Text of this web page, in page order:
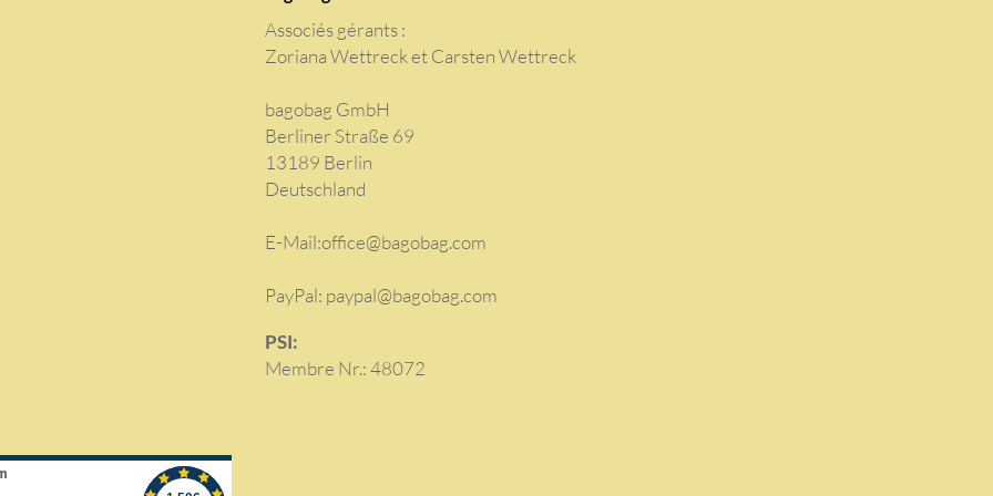
Associés gérants :
Zoriana Wettreck et Carsten Wettreck
bagobag GmbH
Berliner Straße 69
13189 Berlin
Deutschland
E-Mail:office@bagobag.com
PayPal: paypal@bagobag.com
PSI:
Membre Nr.: 48072